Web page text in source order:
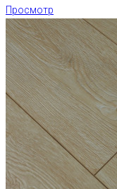
Просмотр